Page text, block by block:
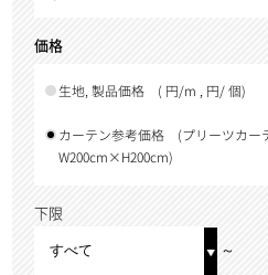
価格
生地, 製品価格 ( 円/m , 円/ 個)
カーテン参考価格
(プリーツカー
W200cm×H200cm)
下限
～